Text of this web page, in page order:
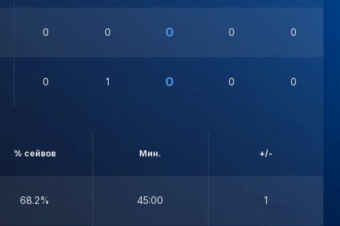
0 0 0 0 0
0 1 0 0 0
% сейвов Мин. +/-
68.2% 45:00 1